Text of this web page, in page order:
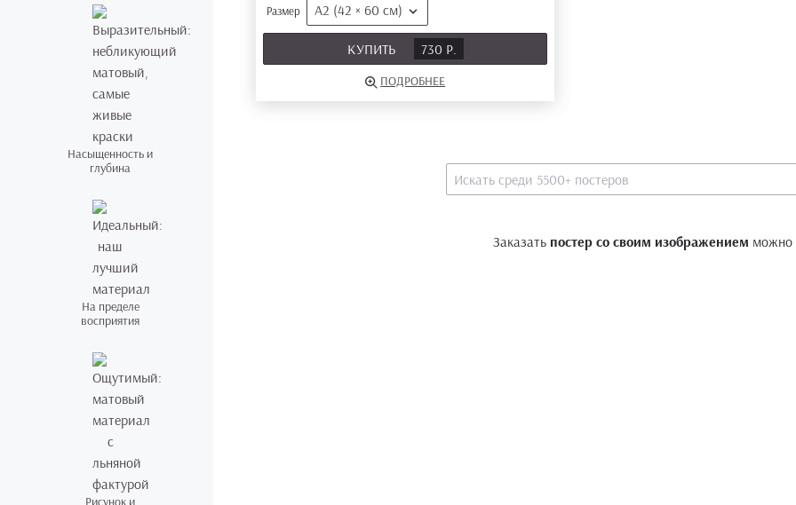
Насыщенность и
глубина
На пределе
восприятия
Рисунок и
Размер А2 (42 × 60 см)
КУПИТЬ 730 Р.
ПОДРОБНЕЕ
Заказать постер со своим изображением можно